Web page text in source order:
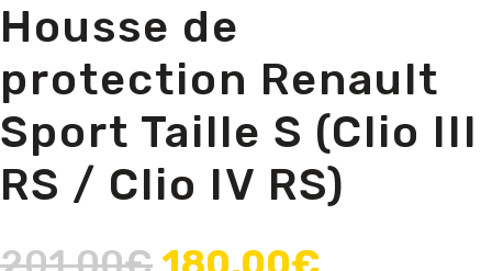
Housse de
protection Renault
Sport Taille S (Clio III
RS / Clio IV RS)